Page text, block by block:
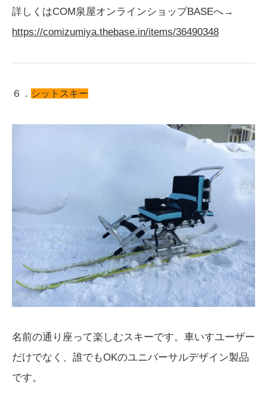
詳しくはCOM泉屋オンラインショップBASEへ→
https://comizumiya.thebase.in/items/36490348
６． シットスキー
名前の通り座って楽しむスキーです。車いすユーザー
だけでなく、誰でもOKのユニバーサルデザイン製品
です。